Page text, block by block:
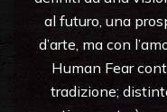
al futuro, una
d’arte, ma con
Human Fear
tradizione;